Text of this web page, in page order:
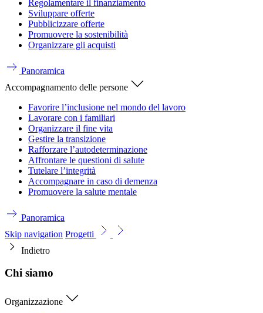
Regolamentare il finanziamento
Sviluppare offerte
Pubblicizzare offerte
Promuovere la sostenibilità
Organizzare gli acquisti
Panoramica
Accompagnamento delle persone
Favorire l’inclusione nel mondo del lavoro
Lavorare con i familiari
Organizzare il fine vita
Gestire la transizione
Rafforzare l’autodeterminazione
Affrontare le questioni di salute
Tutelare l’integrità
Accompagnare in caso di demenza
Promuovere la salute mentale
Panoramica
Skip navigation Progetti
Indietro
Chi siamo
Organizzazione